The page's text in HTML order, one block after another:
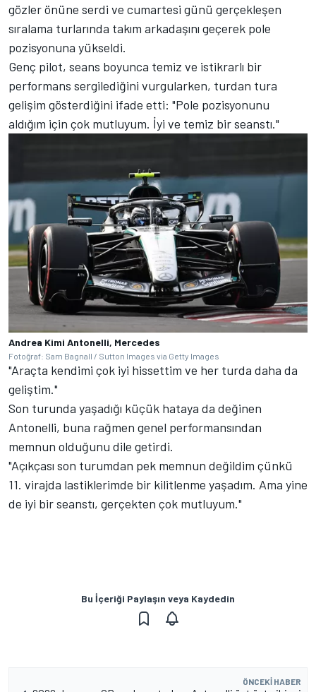
gözler önüne serdi ve cumartesi günü gerçekleşen
sıralama turlarında takım arkadaşını geçerek pole
pozisyonuna yükseldi.
Genç pilot, seans boyunca temiz ve istikrarlı bir
performans sergilediğini vurgularken, turdan tura
gelişim gösterdiğini ifade etti: "Pole pozisyonunu
aldığım için çok mutluyum. İyi ve temiz bir seanstı."
Andrea Kimi Antonelli, Mercedes
Fotoğraf: Sam Bagnall / Sutton Images via Getty Images
"Araçta kendimi çok iyi hissettim ve her turda daha da
geliştim."
Son turunda yaşadığı küçük hataya da değinen
Antonelli, buna rağmen genel performansından
memnun olduğunu dile getirdi.
"Açıkçası son turumdan pek memnun değildim çünkü
11. virajda lastiklerimde bir kilitlenme yaşadım. Ama yine
de iyi bir seanstı, gerçekten çok mutluyum."
Bu İçeriği Paylaşın veya Kaydedin
ÖNCEKI HABER